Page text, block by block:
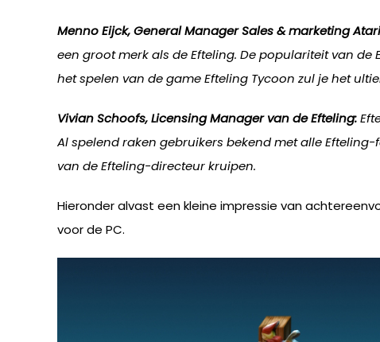
Menno Eijck, General Manager Sales & marketing
een groot merk als de Efteling. De populariteit van
het spelen van de game Efteling Tycoon zul je het
Vivian Schoofs, Licensing Manager van de Efteling:
Al spelend raken gebruikers bekend met alle
van de Efteling-directeur kruipen.
Hieronder alvast een kleine impressie van
voor de PC.